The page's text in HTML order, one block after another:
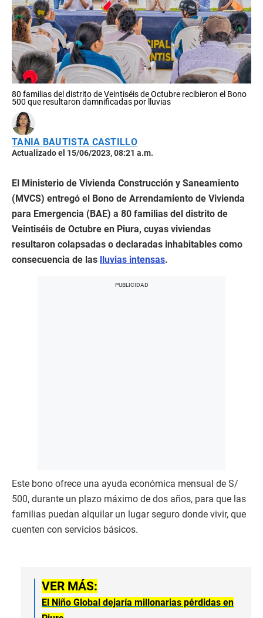
80 familias del distrito de Veintiséis de Octubre recibieron el Bono
500 que resultaron damnificadas por lluvias
TANIA BAUTISTA CASTILLO
Actualizado el 15/06/2023, 08:21 a.m.
El Ministerio de Vivienda Construcción y Saneamiento
(MVCS) entregó el Bono de Arrendamiento de Vivienda
para Emergencia (BAE) a 80 familias del distrito de
Veintiséis de Octubre en Piura, cuyas viviendas
resultaron colapsadas o declaradas inhabitables como
consecuencia de las
lluvias intensas.
Este bono ofrece una ayuda económica mensual de S/
500, durante un plazo máximo de dos años, para que las
familias puedan alquilar un lugar seguro donde vivir, que
cuenten con servicios básicos.
VER MÁS:
El Niño Global dejaría millonarias pérdidas en